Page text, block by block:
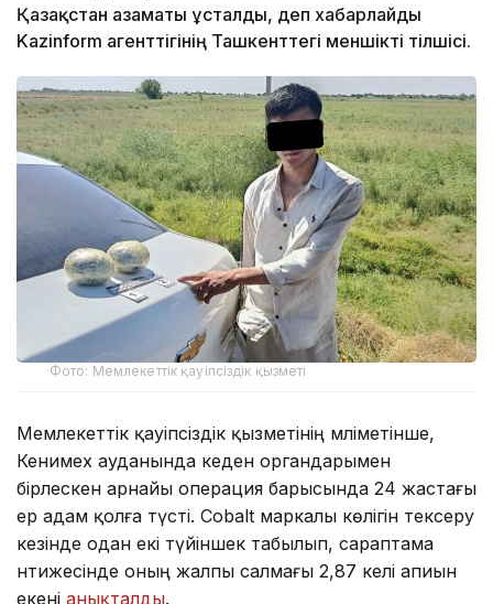
Қазақстан азаматы ұсталды, деп хабарлайды
Kazinform агенттігінің Ташкенттегі меншікті тілшісі.
Фото: Мемлекеттік қауіпсіздік қызметі
Мемлекеттік қауіпсіздік қызметінің мәліметінше,
Кенимех ауданында кеден органдарымен
бірлескен арнайы операция барысында 24 жастағы
ер адам қолға түсті. Cobalt маркалы көлігін тексеру
кезінде одан екі түйіншек табылып, сараптама
нәтижесінде оның жалпы салмағы 2,87 келі апиын
екені анықталды.